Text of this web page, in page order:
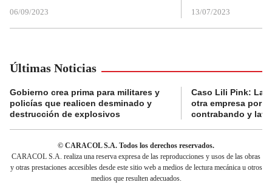
06/09/2023 13/07/2023
Últimas Noticias
Gobierno crea prima para militares y
policías que realicen desminado y
destrucción de explosivos
Caso Lili Pink: La
otra empresa por
contrabando y
© CARACOL S.A. Todos los derechos reservados.
CARACOL S.A. realiza una reserva expresa de las reproducciones y usos de las obras
y otras prestaciones accesibles desde este sitio web a medios de lectura mecánica u otros
medios que resulten adecuados.